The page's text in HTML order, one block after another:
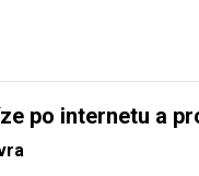
po internetu a